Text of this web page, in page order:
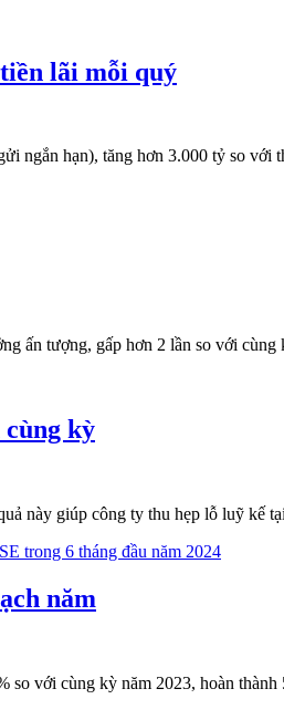
lãi mỗi quý
ngắn hạn), tăng hơn 3.000 tỷ so
ấn tượng, gấp hơn 2 lần so với cùng
cùng kỳ
này giúp công ty thu hẹp lỗ luỹ kế
năm
so với cùng kỳ năm 2023, hoàn